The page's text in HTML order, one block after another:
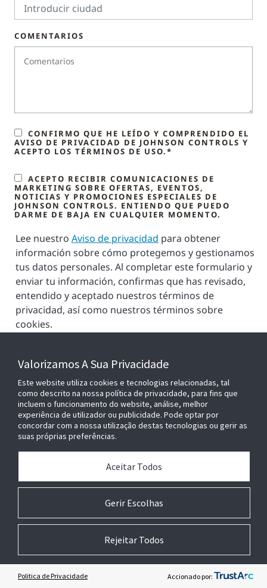
COMENTARIOS
CONFIRMO QUE HE LEÍDO Y COMPRENDIDO EL
AVISO DE PRIVACIDAD DE JOHNSON CONTROLS Y
ACEPTO LOS TÉRMINOS DE USO.*
ACEPTO RECIBIR COMUNICACIONES DE
MARKETING SOBRE OFERTAS, EVENTOS,
NOTICIAS Y PROMOCIONES ESPECIALES DE
JOHNSON CONTROLS. ENTIENDO QUE PUEDO
DARME DE BAJA EN CUALQUIER MOMENTO.
Lee nuestro Aviso de privacidad para obtener
información sobre cómo protegemos y gestionamos
tus datos personales. Al completar este formulario y
enviar tu información, confirmas que has revisado,
entendido y aceptado nuestros términos de
privacidad, así como nuestros términos sobre
cookies.
CONECTE-SE CONOSCO
Encontrar um Local
Valorizamos A Sua Privacidade
Este website utiliza cookies e tecnologias relacionadas, tal
como descrito na nossa política de privacidade, para fins que
incluem o funcionamento do website, análise, melhor
experiência de utilizador ou publicidade. Pode optar por
concordar com a nossa utilização destas tecnologias ou gerir as
suas próprias preferências.
Gerir Escolhas
Aceitar Todos
Rejeitar Todos
Politica de Privacidade Accionado por: